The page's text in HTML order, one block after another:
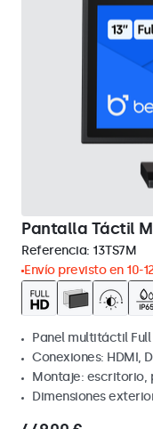
Pantalla Táctil
Referencia: 13TS7M
Envío previsto en 10-
Panel multitáctil Full
Conexiones: HDMI,
Montaje: escritorio,
Dimensiones